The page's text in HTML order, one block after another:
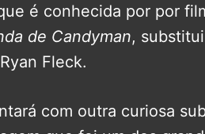
é conhecida por por
de Candyman,
Fleck.
com outra curiosa